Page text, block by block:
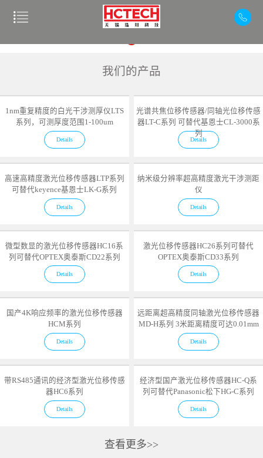
我们的产品
1nm重复精度的白光干涉测厚仪LTS
系列，可测厚度范围1-100um
Details
光谱共焦位移传感器/同轴光位移传感
器LT-C系列 可替代基恩士CL-3000系
列
Details
高速高精度激光位移传感器LTP系列
可替代keyence基恩士LK-G系列
Details
纳米级分辨率超高精度激光干涉测距
仪
Details
微型数显的激光位移传感器HC16系
列可替代OPTEX奥泰斯CD22系列
Details
激光位移传感器HC26系列可替代
OPTEX奥泰斯CD33系列
Details
国产4K响应频率的激光位移传感器
HCM系列
Details
远距离超高精度同轴激光位移传感器
MD-H系列 3米距离精度可达0.01mm
Details
带RS485通讯的经济型激光位移传感
器HC6系列
Details
经济型国产激光位移传感器HC-Q系
列可替代Panasonic松下HG-C系列
Details
查看更多>>